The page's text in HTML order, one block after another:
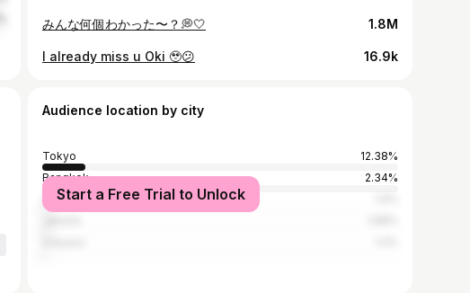
みんな何個わかった〜？💭🤍 1.8M
I already miss u Oki 🥹😕 16.9k
Audience location by city
Tokyo
12.38%
Bangkok
2.34%
Osaka
Start a Free Trial to Unlock